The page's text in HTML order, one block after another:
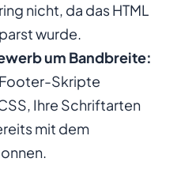
nicht, da das HTML
wurde.
um Bandbreite:
Skripte
Ihre Schriftarten
mit dem